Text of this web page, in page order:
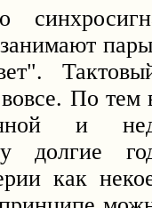
По тем
и
долгие
как